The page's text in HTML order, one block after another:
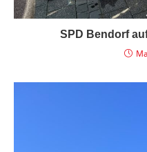
SPD Bendorf